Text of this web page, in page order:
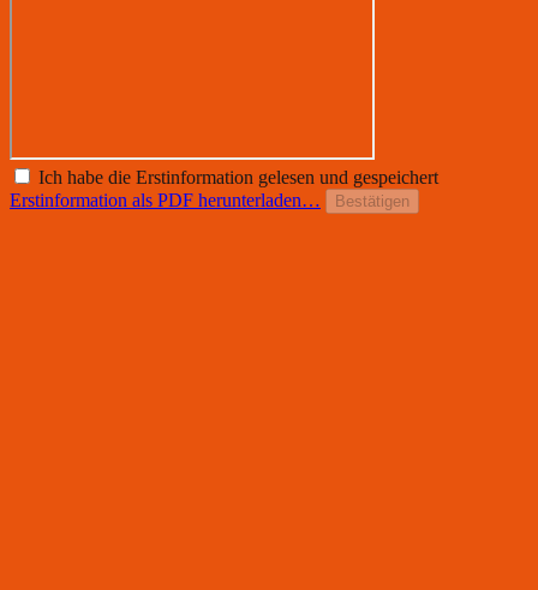
Ich habe die Erstinformation gelesen und gespeichert
Erstinformation als PDF herunterladen…
Bestätigen